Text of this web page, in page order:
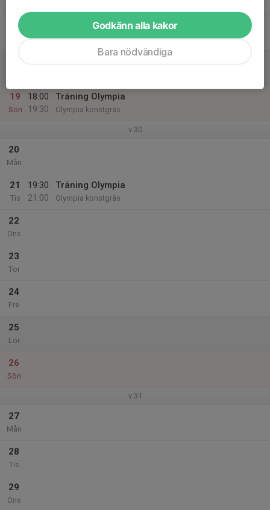
17
19
Sön
18:00
19:30
Träning Olympia
Olympia konstgräs
v.30
20
Mån
21
Tis
19:30
21:00
Träning Olympia
Olympia konstgräs
22
Ons
23
Tor
24
Fre
25
Lör
26
Sön
v.31
27
Mån
28
Tis
29
Ons
Godkänn alla kakor
Bara nödvändiga